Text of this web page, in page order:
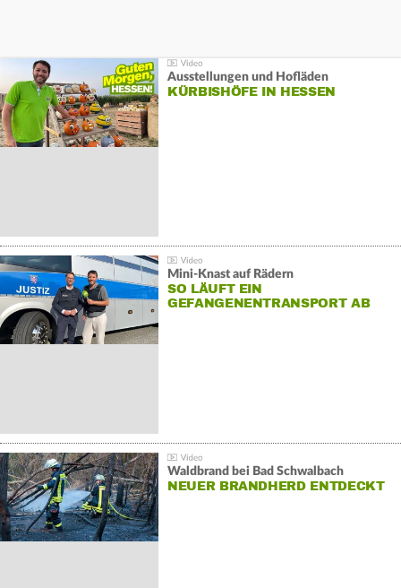
Ausstellungen und Hofläden
KÜRBISHÖFE IN HESSEN
Mini-Knast auf Rädern
SO LÄUFT EIN
GEFANGENENTRANSPORT AB
Waldbrand bei Bad Schwalbach
NEUER BRANDHERD ENTDECKT